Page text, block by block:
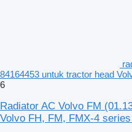
84164453 untuk tractor head
6
Radiator AC Volvo FM
Volvo FH, FM, FMX-4